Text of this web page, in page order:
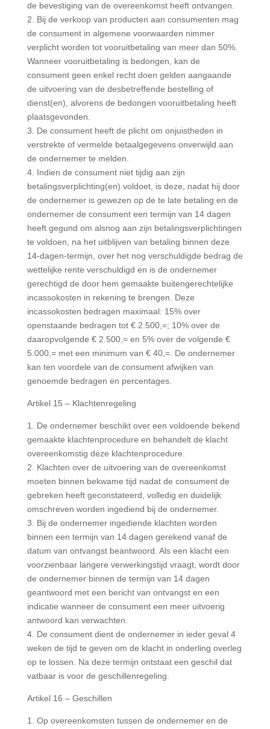
de bevestiging van de overeenkomst heeft ontvangen.
2. Bij de verkoop van producten aan consumenten mag
de consument in algemene voorwaarden nimmer
verplicht worden tot vooruitbetaling van meer dan 50%.
Wanneer vooruitbetaling is bedongen, kan de
consument geen enkel recht doen gelden aangaande
de uitvoering van de desbetreffende bestelling of
dienst(en), alvorens de bedongen vooruitbetaling heeft
plaatsgevonden.
3. De consument heeft de plicht om onjuistheden in
verstrekte of vermelde betaalgegevens onverwijld aan
de ondernemer te melden.
4. Indien de consument niet tijdig aan zijn
betalingsverplichting(en) voldoet, is deze, nadat hij door
de ondernemer is gewezen op de te late betaling en de
ondernemer de consument een termijn van 14 dagen
heeft gegund om alsnog aan zijn betalingsverplichtingen
te voldoen, na het uitblijven van betaling binnen deze
14-dagen-termijn, over het nog verschuldigde bedrag de
wettelijke rente verschuldigd en is de ondernemer
gerechtigd de door hem gemaakte buitengerechtelijke
incassokosten in rekening te brengen. Deze
incassokosten bedragen maximaal: 15% over
openstaande bedragen tot € 2.500,=; 10% over de
daaropvolgende € 2.500,= en 5% over de volgende €
5.000,= met een minimum van € 40,=. De ondernemer
kan ten voordele van de consument afwijken van
genoemde bedragen en percentages.
Artikel 15 – Klachtenregeling
1. De ondernemer beschikt over een voldoende bekend
gemaakte klachtenprocedure en behandelt de klacht
overeenkomstig deze klachtenprocedure.
2. Klachten over de uitvoering van de overeenkomst
moeten binnen bekwame tijd nadat de consument de
gebreken heeft geconstateerd, volledig en duidelijk
omschreven worden ingediend bij de ondernemer.
3. Bij de ondernemer ingediende klachten worden
binnen een termijn van 14 dagen gerekend vanaf de
datum van ontvangst beantwoord. Als een klacht een
voorzienbaar langere verwerkingstijd vraagt, wordt door
de ondernemer binnen de termijn van 14 dagen
geantwoord met een bericht van ontvangst en een
indicatie wanneer de consument een meer uitvoerig
antwoord kan verwachten.
4. De consument dient de ondernemer in ieder geval 4
weken de tijd te geven om de klacht in onderling overleg
op te lossen. Na deze termijn ontstaat een geschil dat
vatbaar is voor de geschillenregeling.
Artikel 16 – Geschillen
1. Op overeenkomsten tussen de ondernemer en de